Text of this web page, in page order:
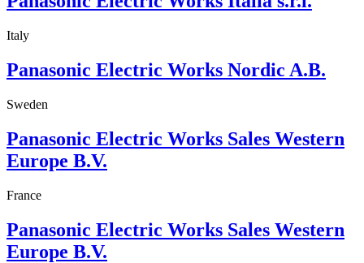
Italy
Panasonic Electric Works Nordic A.B.
Sweden
Panasonic Electric Works Sales Western
Europe B.V.
France
Panasonic Electric Works Sales Western
Europe B.V.